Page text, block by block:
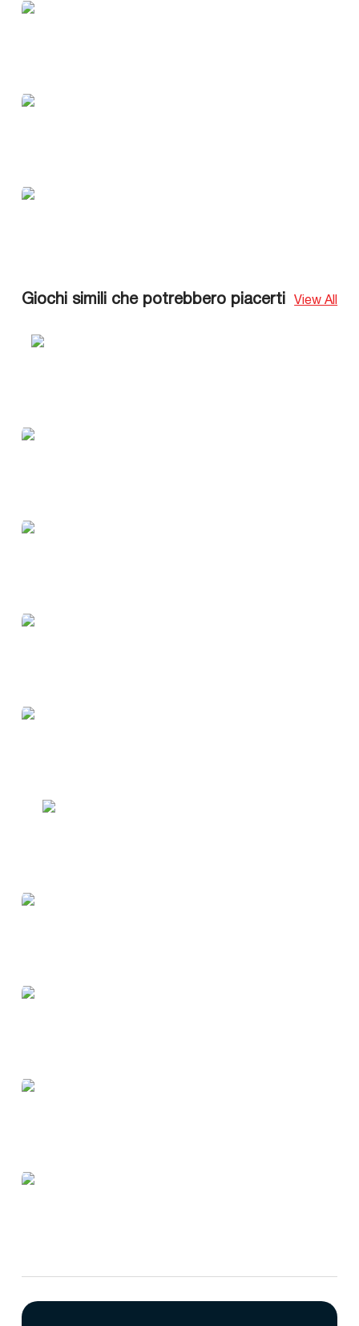
Giochi simili che potrebbero piacerti View All